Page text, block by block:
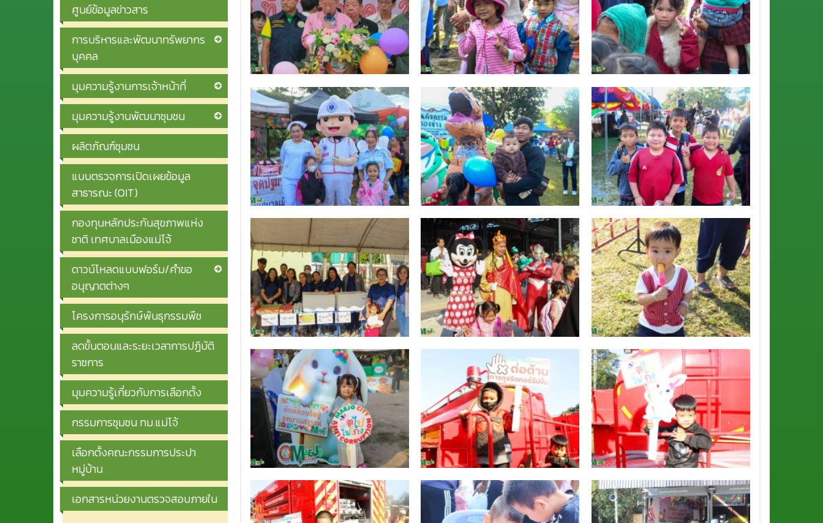
ศูนย์ข้อมูลข่าวสาร
การบริหารและพัฒนาทรัพยากร
บุคคล
มุมความรู้งานการเจ้าหน้าที่
มุมความรู้งานพัฒนาชุมชน
ผลิตภัณฑ์ชุมชน
แบบตรวจการเปิดเผยข้อมูล
สาธารณะ (OIT)
กองทุนหลักประกันสุขภาพแห่ง
ชาติ เทศบาลเมืองแม่โจ้
ดาวน์โหลดแบบฟอร์ม/คำขอ
อนุญาตต่างๆ
โครงการอนุรักษ์พันธุกรรมพืช
ลดขั้นตอนและระยะเวลาการปฏิบัติ
ราชการ
มุมความรู้เกี่ยวกับการเลือกตั้ง
กรรมการชุมชน ทม.แม่โจ้
เลือกตั้งคณะกรรมการประปา
หมู่บ้าน
เอกสารหน่วยงานตรวจสอบภายใน